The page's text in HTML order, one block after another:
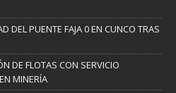
DEL PUENTE FAJA 0 EN CUNCO TRAS
DE FLOTAS CON SERVICIO
MINERÍA